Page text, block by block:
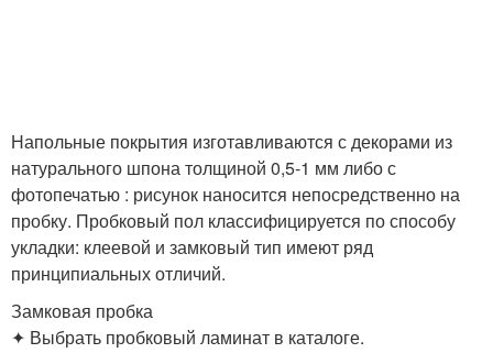
Напольные покрытия изготавливаются с декорами из
натурального шпона толщиной 0,5-1 мм либо с
фотопечатью : рисунок наносится непосредственно на
пробку. Пробковый пол классифицируется по способу
укладки: клеевой и замковый тип имеют ряд
принципиальных отличий.
Замковая пробка
✦ Выбрать пробковый ламинат в каталоге.